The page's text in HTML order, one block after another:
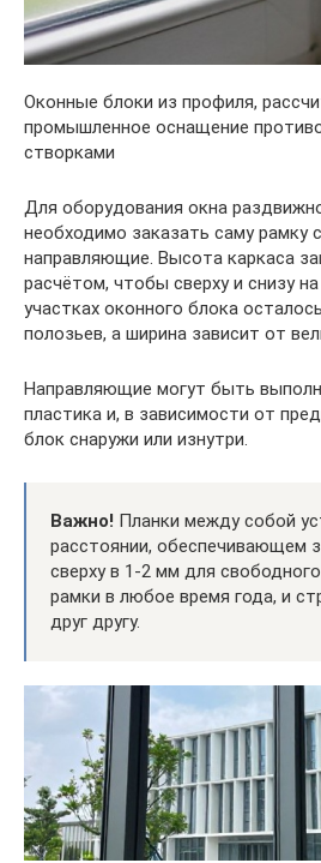
Оконные блоки из профиля,
промышленное оснащение
створками
Для оборудования окна
необходимо заказать саму рамку
направляющие. Высота каркаса
расчётом, чтобы сверху и снизу
участках оконного блока
полозьев, а ширина зависит от
Направляющие могут быть
пластика и, в зависимости от
блок снаружи или изнутри.
Важно! Планки между собой
расстоянии, обеспечивающем
сверху в 1-2 мм для
рамки в любое время года, и
друг другу.